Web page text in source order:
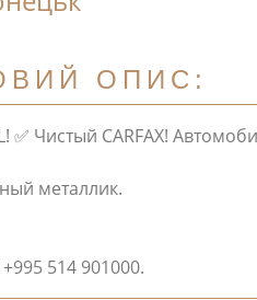
ОПИС:
✅ Чистый CARFAX!
металлик.
514 901000.